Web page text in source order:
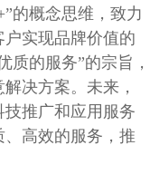
的概念思维，致力
实现品牌价值的
质的服务”的宗旨，
决方案。未来，
推广和应用服务
高效的服务，推